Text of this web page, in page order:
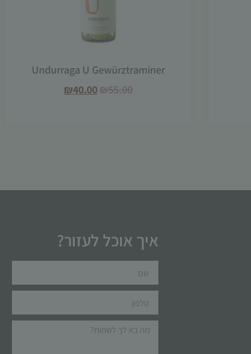
Undurraga U Gewürztraminer
₪55.00
₪40.00
איך אוכל לעזור?